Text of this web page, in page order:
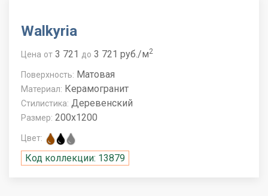
Walkyria
Цена от 3 721 до 3 721 руб./м2
Поверхность: Матовая
Материал: Керамогранит
Стилистика: Деревенский
Размер: 200x1200
Цвет:
Код коллекции: 13879